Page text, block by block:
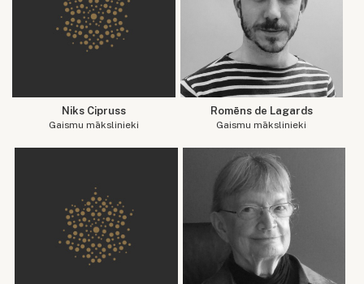
Niks Cipruss
Gaismu mākslinieki
Romēns de Lagards
Gaismu mākslinieki